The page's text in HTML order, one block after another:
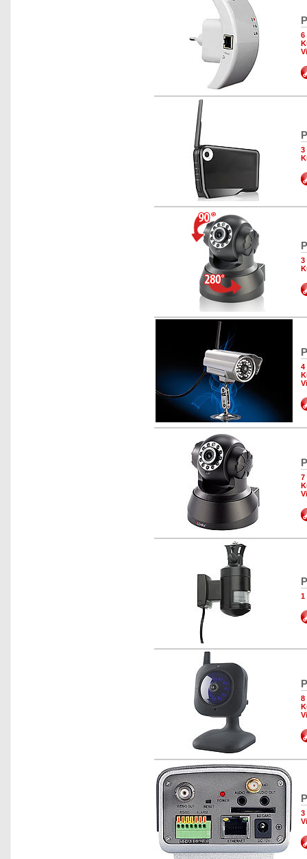
6
3
3
4
7
1
8
3